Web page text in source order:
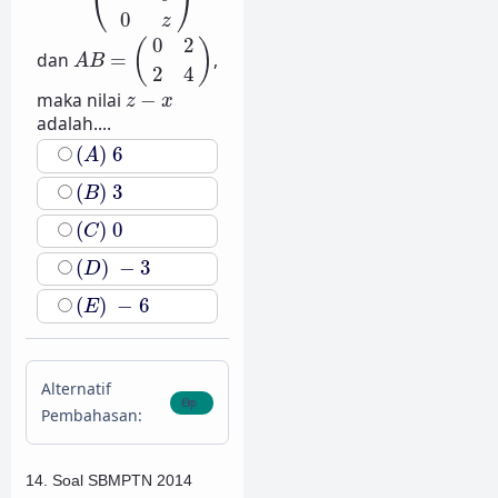
⎝ 0 z ⎠
dan AB = ( 0
2
2
4 )
= 0 224)
,
maka nilai z − x
z−
adalah....
(A) 6
(A)6
(B) 3
(B)3
(C) 0
(C)0
(D) − 3
(D)−3
(E) − 6
(E)−6
Alternatif
Pembahasan:
14. Soal SBMPTN 2014